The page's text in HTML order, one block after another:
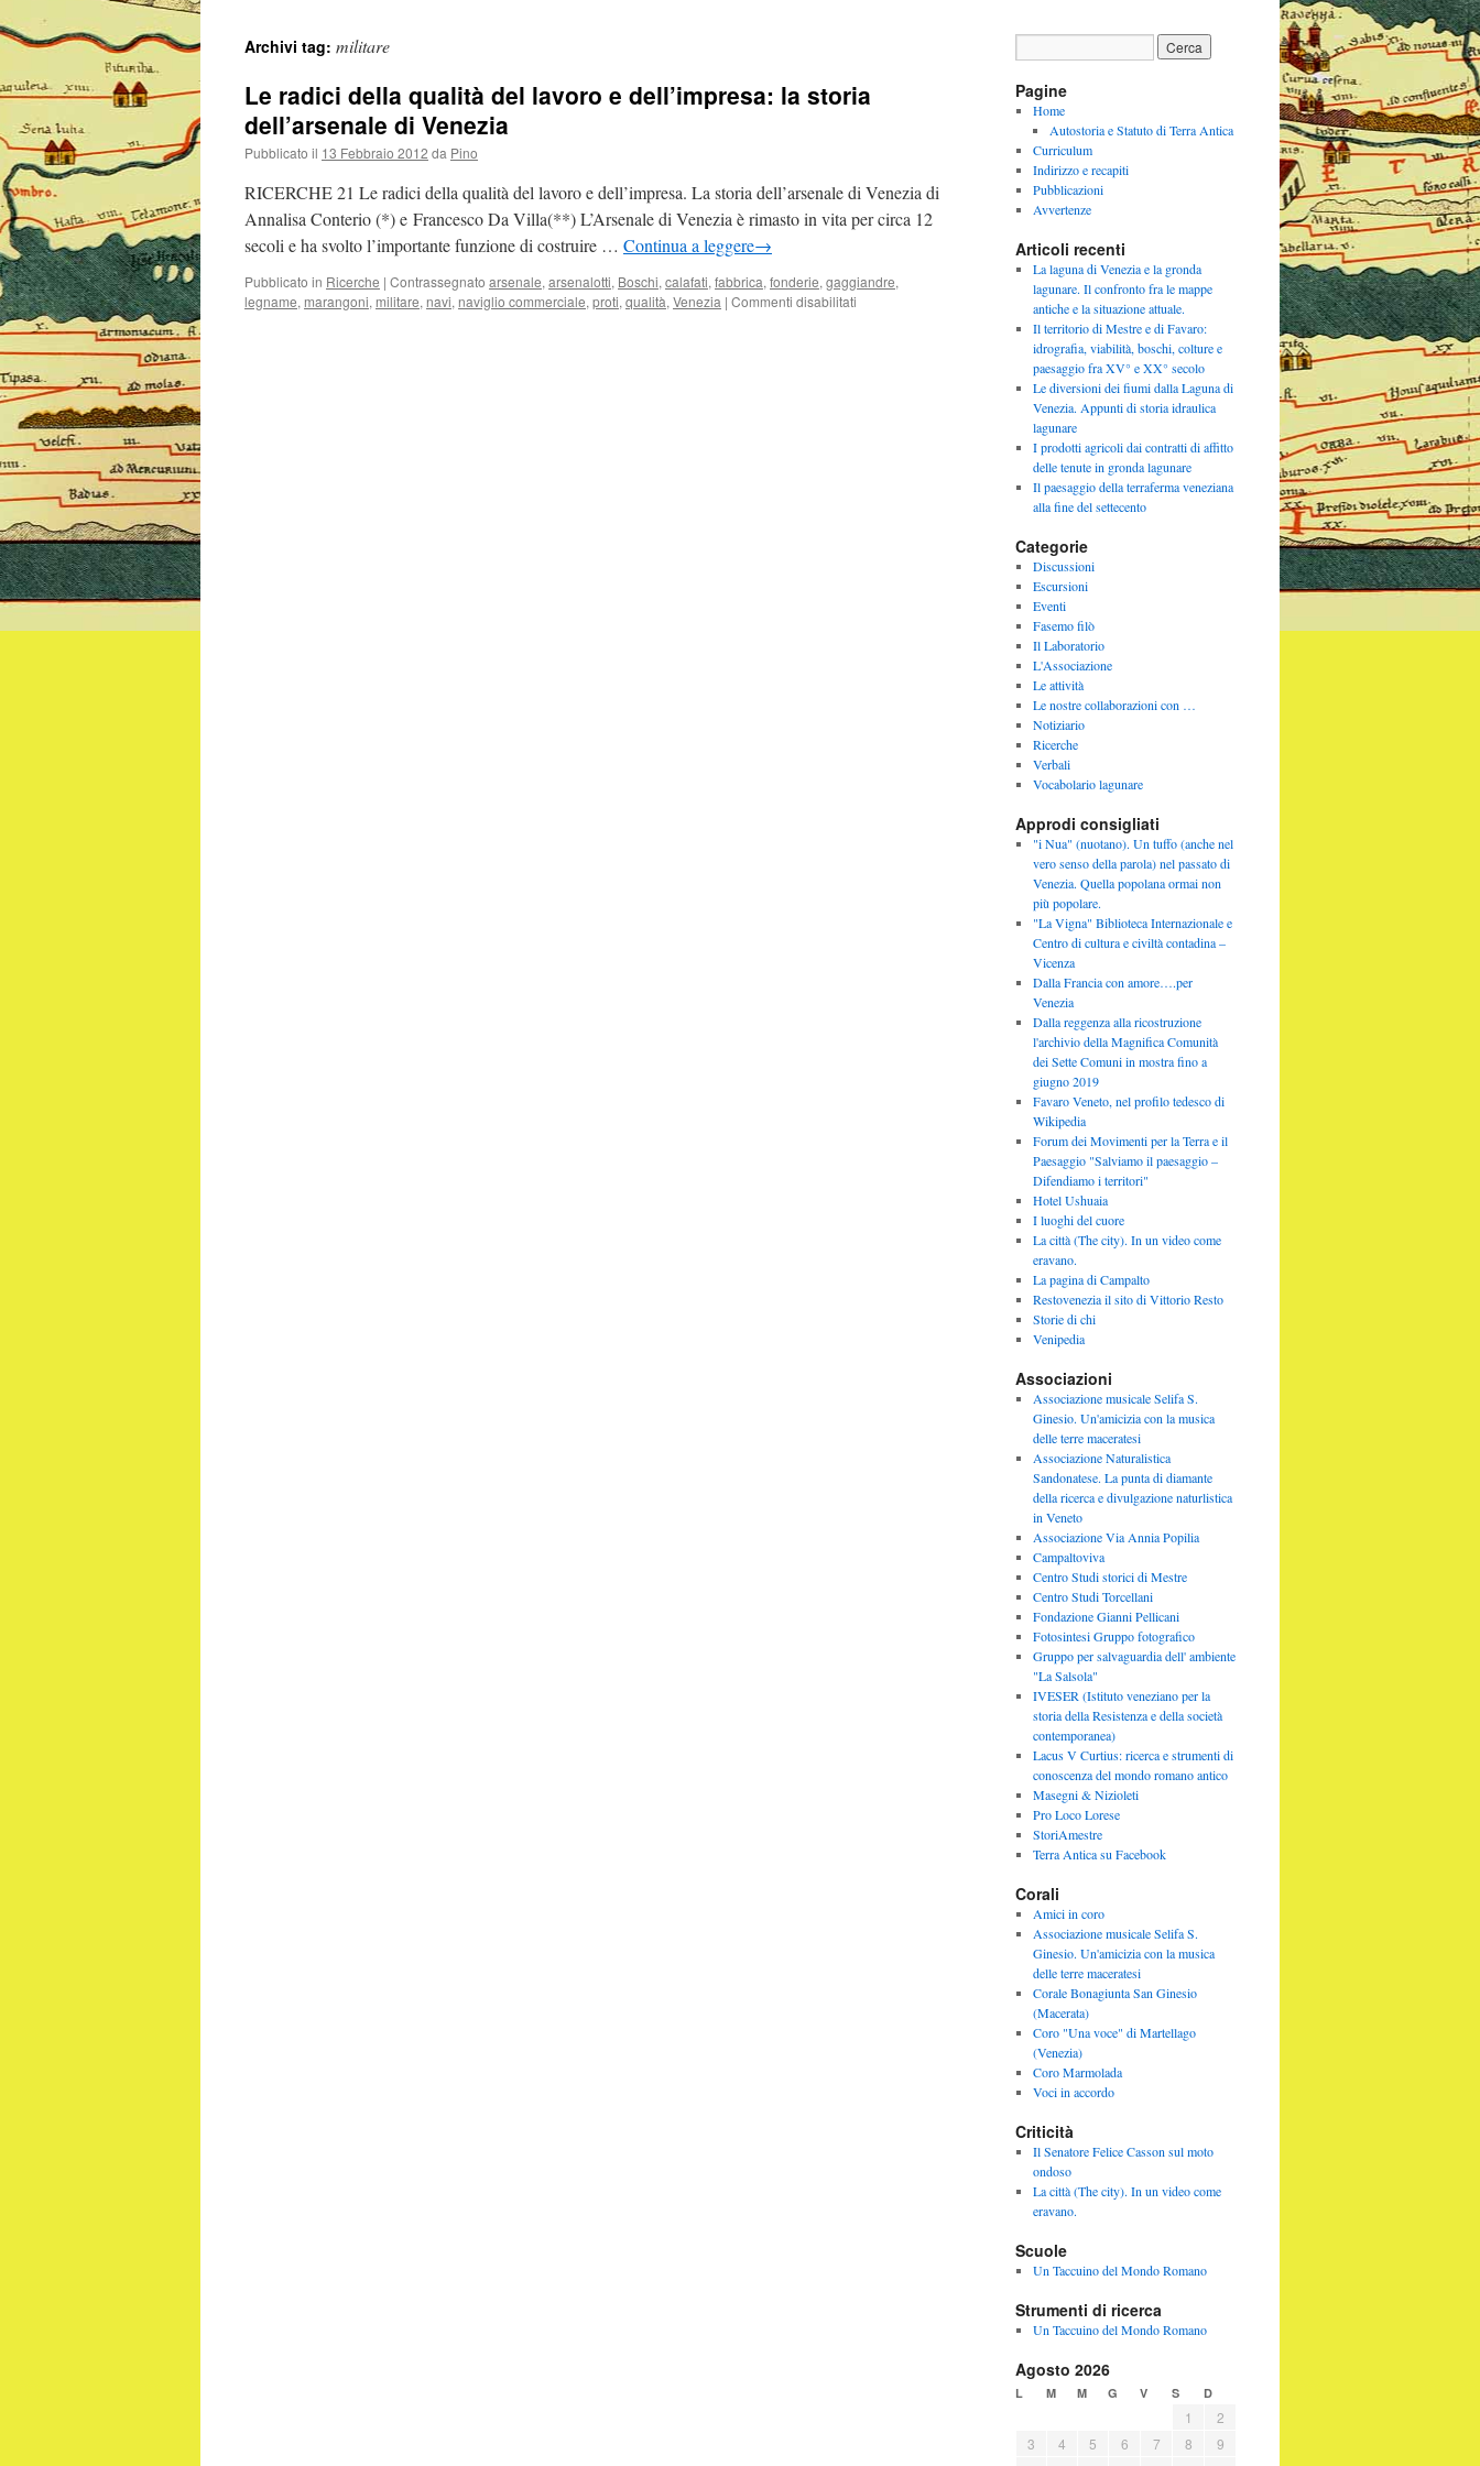
Archivi tag: militare
Le radici della qualità del lavoro e dell’impresa: la storia
dell’arsenale di Venezia
Pubblicato il 13 Febbraio 2012 da Pino
RICERCHE 21 Le radici della qualità del lavoro e dell’impresa. La storia dell’arsenale di Venezia di
Annalisa Conterio (*) e Francesco Da Villa(**) L’Arsenale di Venezia è rimasto in vita per circa 12
secoli e ha svolto l’importante funzione di costruire … Continua a leggere→
Pubblicato in Ricerche | Contrassegnato arsenale, arsenalotti, Boschi, calafati, fabbrica, fonderie, gaggiandre,
legname, marangoni, militare, navi, naviglio commerciale, proti, qualità, Venezia | Commenti disabilitati
Pagine
Home
Autostoria e Statuto di Terra Antica
Curriculum
Indirizzo e recapiti
Pubblicazioni
Avvertenze
Articoli recenti
La laguna di Venezia e la gronda
lagunare. Il confronto fra le mappe
antiche e la situazione attuale.
Il territorio di Mestre e di Favaro:
idrografia, viabilità, boschi, colture e
paesaggio fra XV° e XX° secolo
Le diversioni dei fiumi dalla Laguna di
Venezia. Appunti di storia idraulica
lagunare
I prodotti agricoli dai contratti di affitto
delle tenute in gronda lagunare
Il paesaggio della terraferma veneziana
alla fine del settecento
Categorie
Discussioni
Escursioni
Eventi
Fasemo filò
Il Laboratorio
L'Associazione
Le attività
Le nostre collaborazioni con …
Notiziario
Ricerche
Verbali
Vocabolario lagunare
Approdi consigliati
"i Nua" (nuotano). Un tuffo (anche nel
vero senso della parola) nel passato di
Venezia. Quella popolana ormai non
più popolare.
"La Vigna" Biblioteca Internazionale e
Centro di cultura e civiltà contadina –
Vicenza
Dalla Francia con amore….per
Venezia
Dalla reggenza alla ricostruzione
l'archivio della Magnifica Comunità
dei Sette Comuni in mostra fino a
giugno 2019
Favaro Veneto, nel profilo tedesco di
Wikipedia
Forum dei Movimenti per la Terra e il
Paesaggio "Salviamo il paesaggio –
Difendiamo i territori"
Hotel Ushuaia
I luoghi del cuore
La città (The city). In un video come
eravano.
La pagina di Campalto
Restovenezia il sito di Vittorio Resto
Storie di chi
Venipedia
Associazioni
Associazione musicale Selifa S.
Ginesio. Un'amicizia con la musica
delle terre maceratesi
Associazione Naturalistica
Sandonatese. La punta di diamante
della ricerca e divulgazione naturlistica
in Veneto
Associazione Via Annia Popilia
Campaltoviva
Centro Studi storici di Mestre
Centro Studi Torcellani
Fondazione Gianni Pellicani
Fotosintesi Gruppo fotografico
Gruppo per salvaguardia dell' ambiente
"La Salsola"
IVESER (Istituto veneziano per la
storia della Resistenza e della società
contemporanea)
Lacus V Curtius: ricerca e strumenti di
conoscenza del mondo romano antico
Masegni & Nizioleti
Pro Loco Lorese
StoriAmestre
Terra Antica su Facebook
Corali
Amici in coro
Associazione musicale Selifa S.
Ginesio. Un'amicizia con la musica
delle terre maceratesi
Corale Bonagiunta San Ginesio
(Macerata)
Coro "Una voce" di Martellago
(Venezia)
Coro Marmolada
Voci in accordo
Criticità
Il Senatore Felice Casson sul moto
ondoso
La città (The city). In un video come
eravano.
Scuole
Un Taccuino del Mondo Romano
Strumenti di ricerca
Un Taccuino del Mondo Romano
Agosto 2026
L M M G V S D
1
2
3
4 5 6 7 8
9